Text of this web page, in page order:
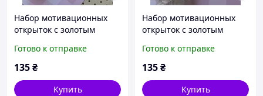
Набор мотивационных
открыток с золотым
Готово к отправке
135₴
Купить
Набор мотивационных
открыток с золотым
Готово к отправке
135₴
Купить